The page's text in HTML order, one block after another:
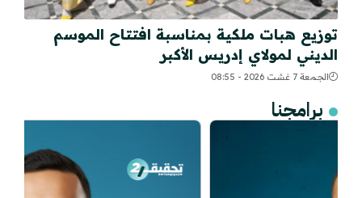
توزيع هبات ملكية بمناسبة افتتاح الموسم
الديني لمولاي إدريس الأكبر
الجمعة 7 غشت 2026 - 08:55
برامجنا